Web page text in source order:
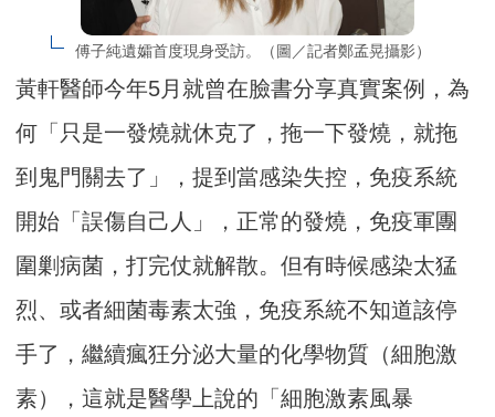
傅子純遺孀首度現身受訪。（圖／記者鄭孟晃攝影）
黃軒醫師今年5月就曾在臉書分享真實案例，為
何「只是一發燒就休克了，拖一下發燒，就拖
到鬼門關去了」，提到當感染失控，免疫系統
開始「誤傷自己人」，正常的發燒，免疫軍團
圍剿病菌，打完仗就解散。但有時候感染太猛
烈、或者細菌毒素太強，免疫系統不知道該停
手了，繼續瘋狂分泌大量的化學物質（細胞激
素），這就是醫學上說的「細胞激素風暴